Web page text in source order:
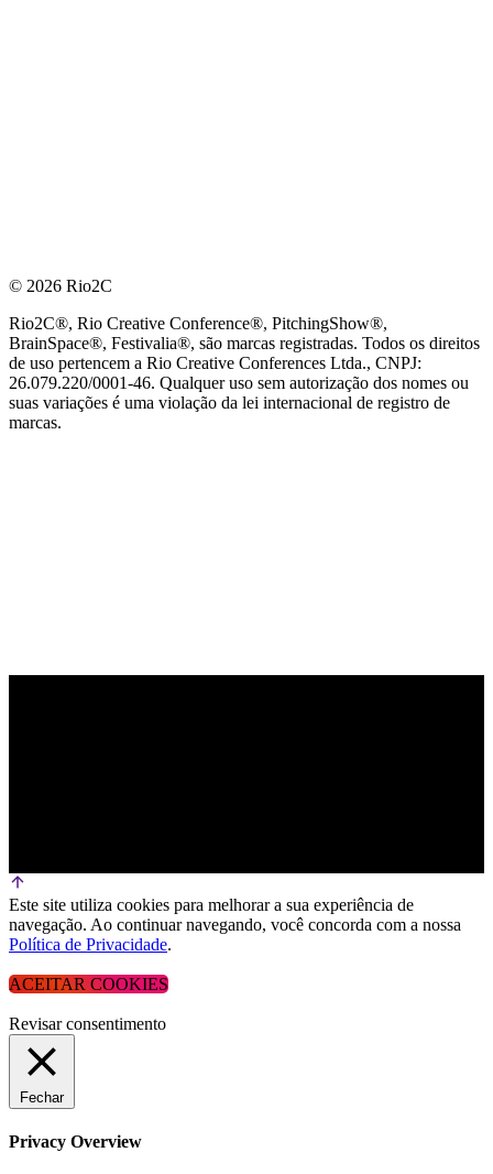
© 2026 Rio2C
Rio2C®, Rio Creative Conference®, PitchingShow®,
BrainSpace®, Festivalia®, são marcas registradas. Todos os direitos
de uso pertencem a Rio Creative Conferences Ltda., CNPJ:
26.079.220/0001-46. Qualquer uso sem autorização dos nomes ou
suas variações é uma violação da lei internacional de registro de
marcas.
Este site utiliza cookies para melhorar a sua experiência de
navegação. Ao continuar navegando, você concorda com a nossa
Política de Privacidade.
ACEITAR COOKIES
Revisar consentimento
Fechar
Privacy Overview